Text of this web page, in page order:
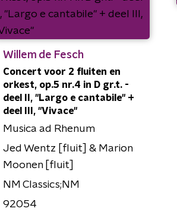
Willem de Fesch
Concert voor 2 fluiten en
orkest, op.5 nr.4 in D gr.t. -
deel II, "Largo e cantabile" +
deel III, "Vivace"
Musica ad Rhenum
Jed Wentz [fluit] & Marion
Moonen [fluit]
NM Classics;NM
92054